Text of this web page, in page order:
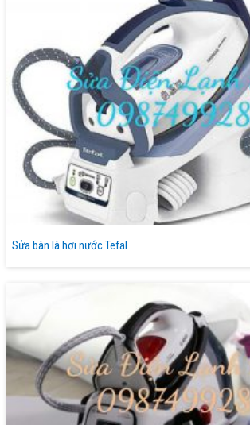
Sửa bàn là hơi nước Tefal